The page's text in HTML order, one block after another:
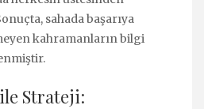
sahada başarıya
kahramanların bilgi
Strateji: